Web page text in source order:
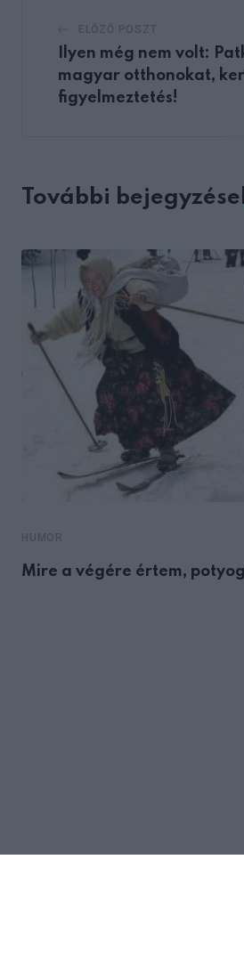
Ilyen még nem volt:
magyar otthonokat,
figyelmeztetés!
További
Mire a végére értem,